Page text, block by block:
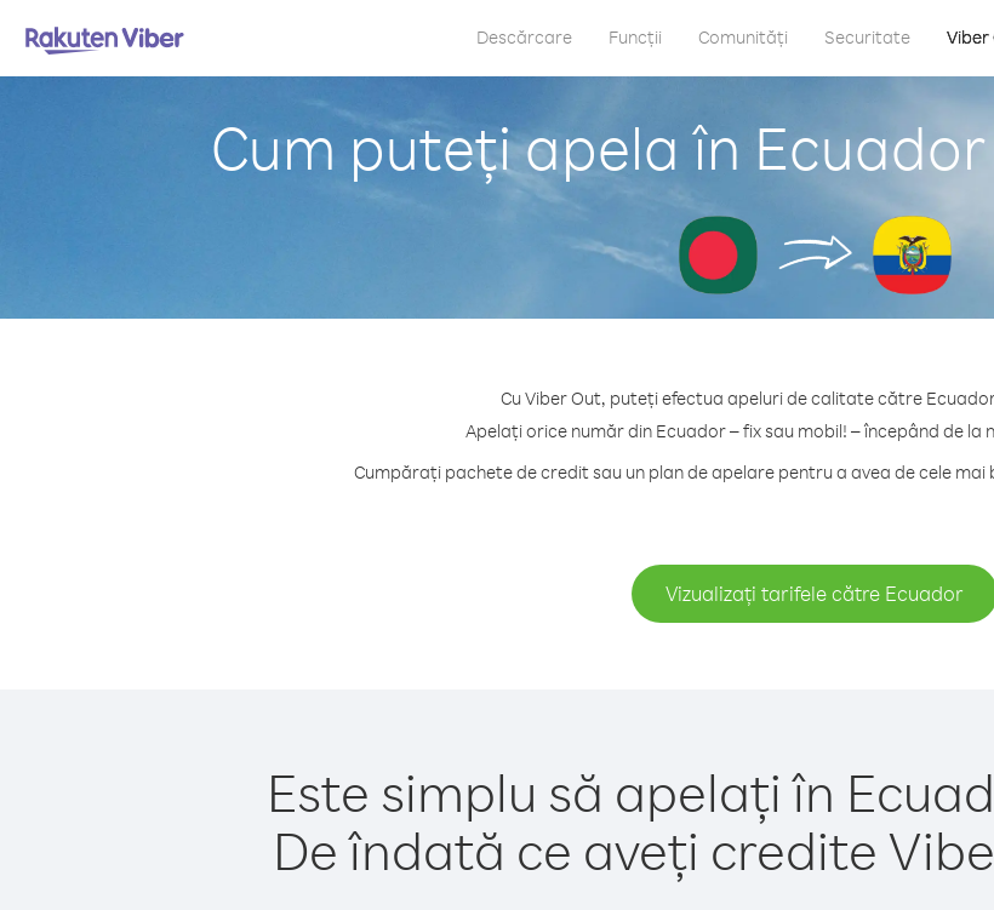
Descărcare Funcții Comunități Securitate Viber
Cum puteți apela în
Cu Viber Out, puteți efectua apeluri de calitate către
Apelați orice număr din Ecuador – fix sau mobil! – începând de la
Cumpărați pachete de credit sau un plan de apelare pentru a avea de cele
Vizualizați tarifele către Ecuador
Este simplu să apelați în
De îndată ce aveți credite